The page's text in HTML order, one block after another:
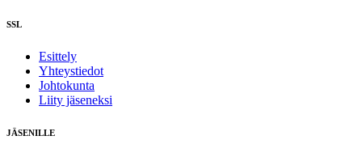
SSL
Esittely
Yhteystiedot
Johtokunta
Liity jäseneksi
JÄSENILLE